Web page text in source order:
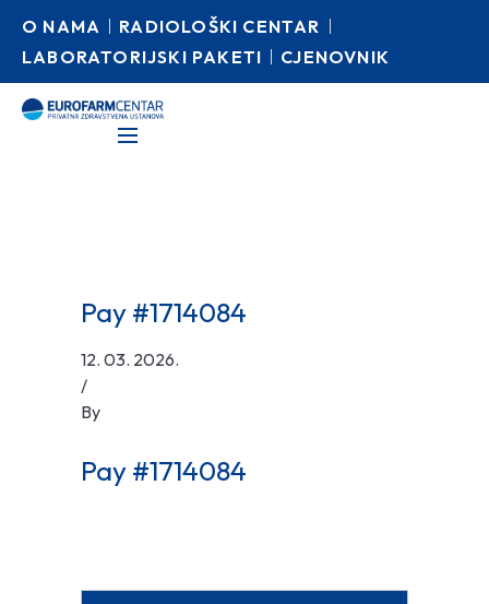
O NAMA
RADIOLOŠKI CENTAR
LABORATORIJSKI PAKETI
CJENOVNIK
Pay #1714084
12. 03. 2026.
/
By
Pay #1714084